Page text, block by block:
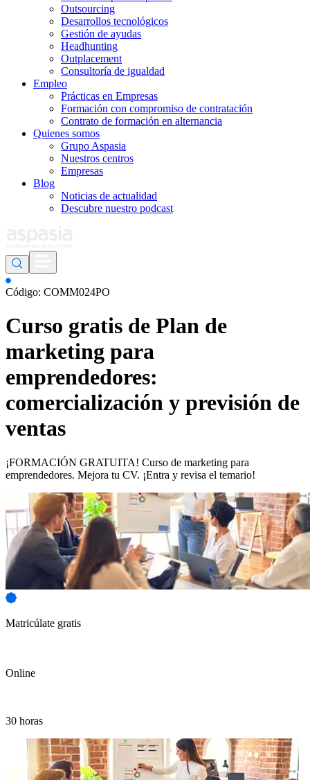
Outsourcing
Desarrollos tecnológicos
Gestión de ayudas
Headhunting
Outplacement
Consultoría de igualdad
Empleo
Prácticas en Empresas
Formación con compromiso de contratación
Contrato de formación en alternancia
Quienes somos
Grupo Aspasia
Nuestros centros
Empresas
Blog
Noticias de actualidad
Descubre nuestro podcast
Código: COMM024PO
Curso gratis de Plan de
marketing para
emprendedores:
comercialización y previsión de
ventas
¡FORMACIÓN GRATUITA! Curso de marketing para
emprendedores. Mejora tu CV. ¡Entra y revisa el temario!
Matricúlate gratis
Online
30 horas